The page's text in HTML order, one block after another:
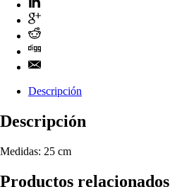
Descripción
Descripción
Medidas: 25 cm
Productos relacionados